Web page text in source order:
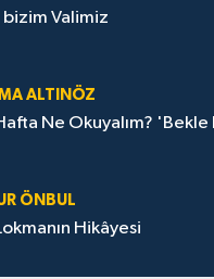
bizim Valimiz
ALTINÖZ
Ne Okuyalım? 'Bekle
ÖNBUL
Hikâyesi